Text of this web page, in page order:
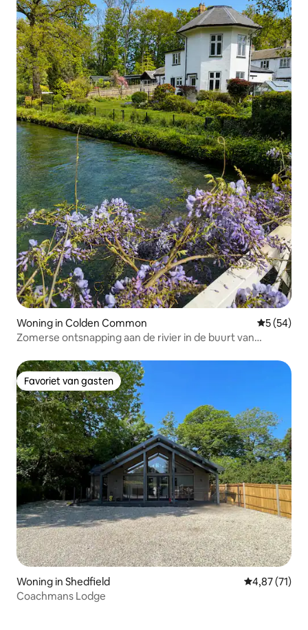
Woning in Colden Common
5 (54)
Zomerse ontsnapping aan de rivier in de buurt van
Favoriet van gasten
Favoriet van gasten
Woning in Shedfield Gemiddelde
4,87 (71)
Coachmans Lodge